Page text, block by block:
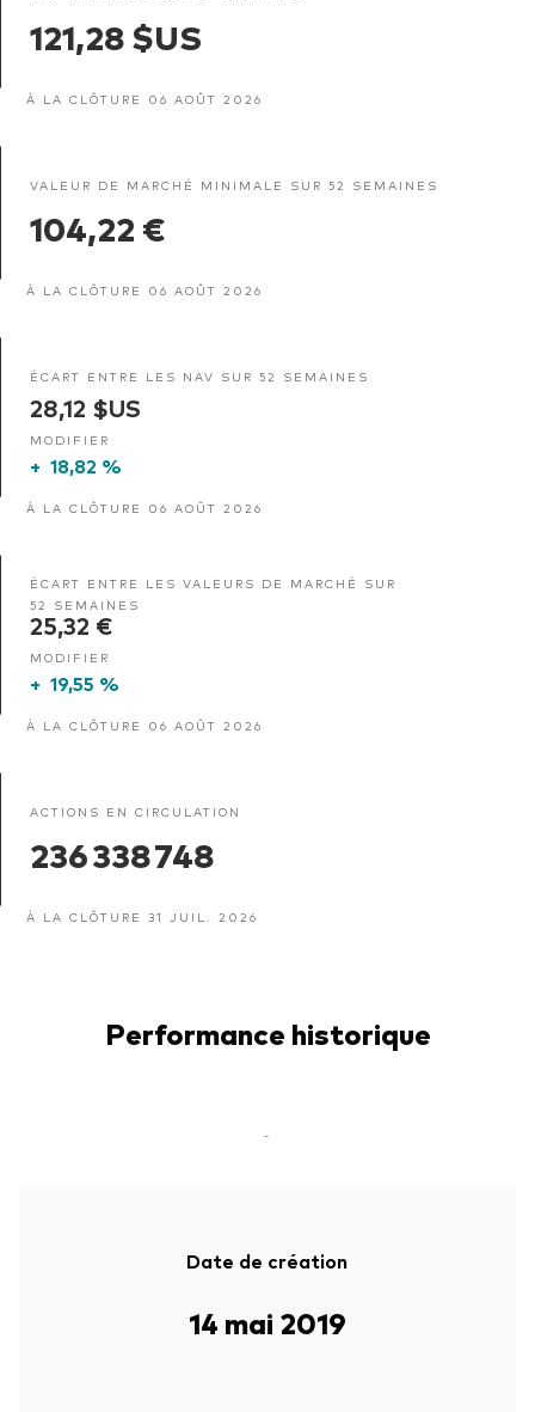
121,28 $US
À LA CLÔTURE 06 AOÛT 2026
VALEUR DE MARCHÉ MINIMALE SUR 52 SEMAINES
104,22 €
À LA CLÔTURE 06 AOÛT 2026
ÉCART ENTRE LES NAV SUR 52 SEMAINES
28,12 $US
MODIFIER
+ 18,82 %
À LA CLÔTURE 06 AOÛT 2026
ÉCART ENTRE LES VALEURS DE MARCHÉ SUR
52 SEMAINES
25,32 €
MODIFIER
+ 19,55 %
À LA CLÔTURE 06 AOÛT 2026
ACTIONS EN CIRCULATION
236 338 748
À LA CLÔTURE 31 JUIL. 2026
Performance historique
-
Date de création
14 mai 2019